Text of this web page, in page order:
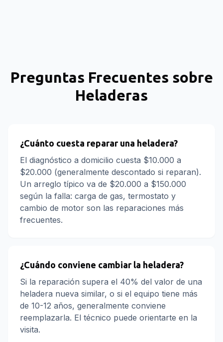
Preguntas Frecuentes sobre
Heladeras
¿Cuánto cuesta reparar una heladera?
El diagnóstico a domicilio cuesta $10.000 a
$20.000 (generalmente descontado si reparan).
Un arreglo típico va de $20.000 a $150.000
según la falla: carga de gas, termostato y
cambio de motor son las reparaciones más
frecuentes.
¿Cuándo conviene cambiar la heladera?
Si la reparación supera el 40% del valor de una
heladera nueva similar, o si el equipo tiene más
de 10-12 años, generalmente conviene
reemplazarla. El técnico puede orientarte en la
visita.